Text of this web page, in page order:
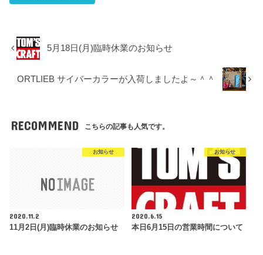
5月18日(月)臨時休業のお知らせ
ORTLIEB サイバーカラーが入荷しましたよ～＾＾
RECOMMEND こちらの記事も人気です。
お知らせ
2020.11.2
11月2日(月)臨時休業のお知らせ
お知らせ
2020.6.15
本日6月15日の営業時間について